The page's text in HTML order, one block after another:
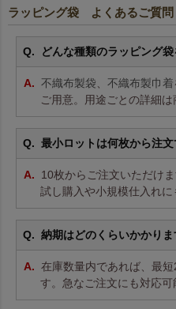
ラッピング袋 よくあるご質問
どんな種類のラッピング
不織布製袋 不織布製巾着
ご用意。用途ごとの詳細は
最小ロットは何枚から注文
10枚からご注文いただけ
試し購入や小規模仕入れに
納期はどのくらいかかりま
在庫数量内であれば、最
す。急なご注文にも対応可